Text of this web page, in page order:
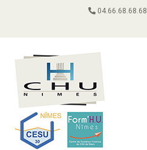
04.66.68.68.68